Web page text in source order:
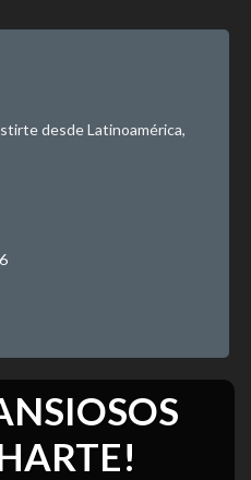
desde Latinoamérica,